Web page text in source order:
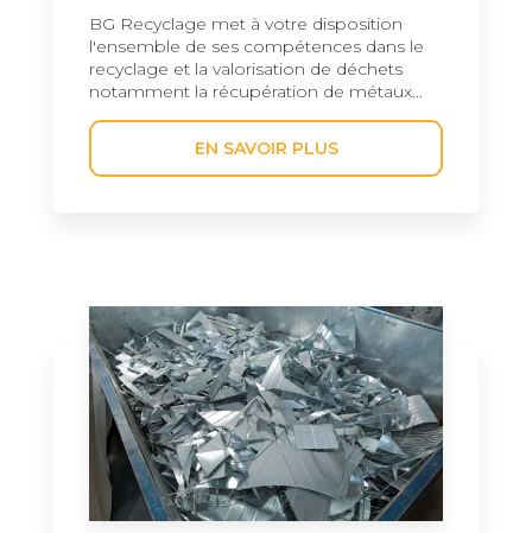
BG Recyclage met à votre disposition
l'ensemble de ses compétences dans le
recyclage et la valorisation de déchets
notamment la récupération de métaux...
EN SAVOIR PLUS